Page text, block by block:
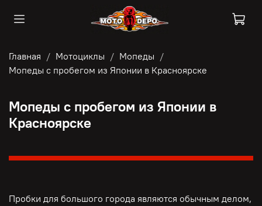
Главная Мотоциклы
Мопеды
Мопеды с пробегом из Японии в Красноярске
Мопеды с пробегом из Японии в
Красноярске
Пробки для большого города являются обычным делом,